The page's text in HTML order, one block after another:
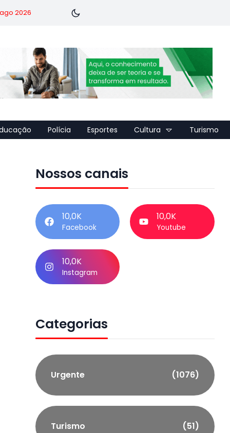
2026
Polícia Esportes Cultura Turismo
Nossos canais
10,0K
Facebook
10,0K
Youtube
10,0K
Instagram
Categorias
Urgente (1076)
Turismo (51)